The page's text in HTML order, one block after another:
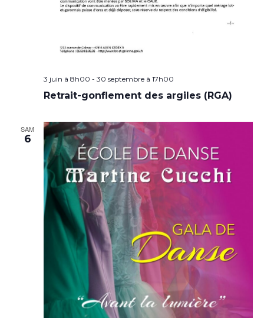
3 juin à 8h00 - 30 septembre à 17h00
Retrait-gonflement des argiles (RGA)
SAM
6